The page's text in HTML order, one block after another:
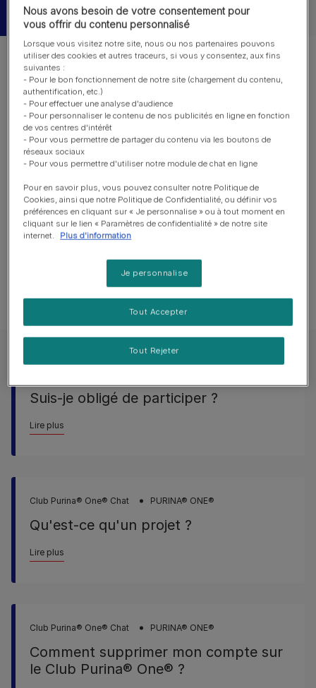
Vous pouvez mettre à jour vos informations à tout
moment dans une zone appelée « profil » que vous
pouvez retrouver facilement en cliquant ici. Une fois sur
cette page, vous pouvez modifier le contenu de la
rubrique vous concernant.
Autres questions
Suis-je obligé de participer ?
Lire plus
Club Purina® One® Chat PURINA® ONE®
Qu'est-ce qu'un projet ?
Lire plus
Club Purina® One® Chat PURINA® ONE®
Comment supprimer mon compte sur
le Club Purina® One® ?
Nous avons besoin de votre consentement pour
vous offrir du contenu personnalisé
Lorsque vous visitez notre site, nous ou nos partenaires pouvons
utiliser des cookies et autres traceurs, si vous y consentez, aux fins
suivantes :
- Pour le bon fonctionnement de notre site (chargement du contenu,
authentification, etc.)
- Pour effectuer une analyse d'audience
- Pour personnaliser le contenu de nos publicités en ligne en fonction
de vos centres d'intérêt
- Pour vous permettre de partager du contenu via les boutons de
réseaux sociaux
- Pour vous permettre d'utiliser notre module de chat en ligne
Pour en savoir plus, vous pouvez consulter notre Politique de
Cookies, ainsi que notre Politique de Confidentialité, ou définir vos
préférences en cliquant sur « Je personnalise » ou à tout moment en
cliquant sur le lien « Paramètres de confidentialité » de notre site
internet.
Plus d'information
Je personnalise
Tout Rejeter
Tout Accepter